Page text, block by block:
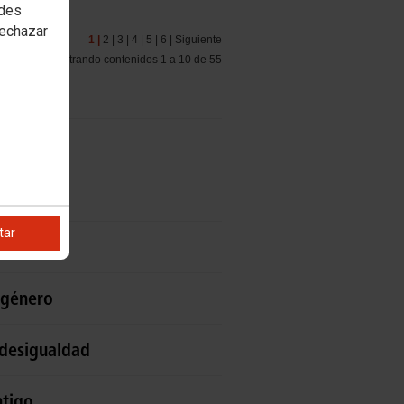
1 | 2 | 3 | 4 | 5 | 6 | Siguiente
Mostrando contenidos 1 a 10 de 55